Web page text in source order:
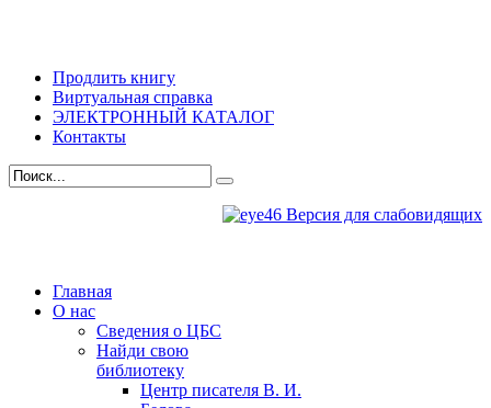
Продлить книгу
Виртуальная справка
ЭЛЕКТРОННЫЙ КАТАЛОГ
Контакты
Версия для слабовидящих
Главная
О нас
Сведения о ЦБС
Найди свою
библиотеку
Центр писателя В. И.